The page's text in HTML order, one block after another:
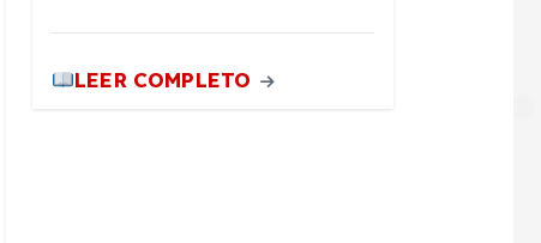
LEER COMPLETO